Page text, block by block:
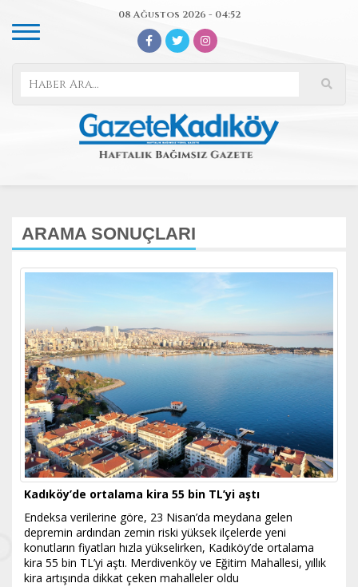
08 Ağustos 2026 - 04:52
ARAMA SONUÇLARI
Kadıköy’de ortalama kira 55 bin TL’yi aştı
Endeksa verilerine göre, 23 Nisan’da meydana gelen
depremin ardından zemin riski yüksek ilçelerde yeni
konutların fiyatları hızla yükselirken, Kadıköy’de ortalama
kira 55 bin TL’yi aştı. Merdivenköy ve Eğitim Mahallesi, yıllık
kira artışında dikkat çeken mahalleler oldu